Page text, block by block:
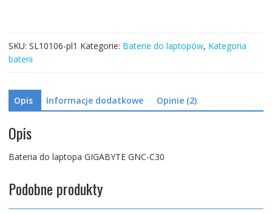
SKU: SL10106-pl1 Kategorie: Baterie do laptopów, Kategoria
baterii
Opis Informacje dodatkowe Opinie (2)
Opis
Bateria do laptopa GIGABYTE GNC-C30
Podobne produkty